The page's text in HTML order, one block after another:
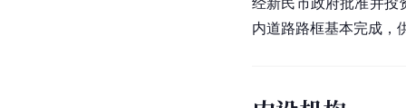
内道路路框基本完成，